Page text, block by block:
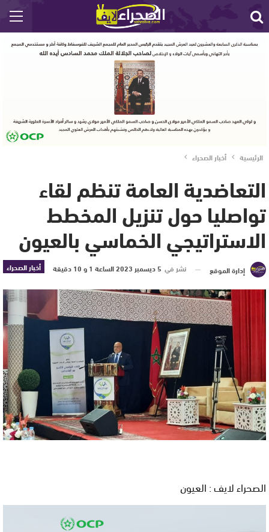
الرئيسية أخبار الصحراء
التعاضدية العامة تنظم لقاء
تواصليا حول تنزيل المخطط
الاستراتيجي الخماسي بالعيون
أخبار الصحراء إدارة الموقع نشر في 5 ديسمبر 2023 الساعة 1 و 10 دقيقة
الصحراء لايف : العيون